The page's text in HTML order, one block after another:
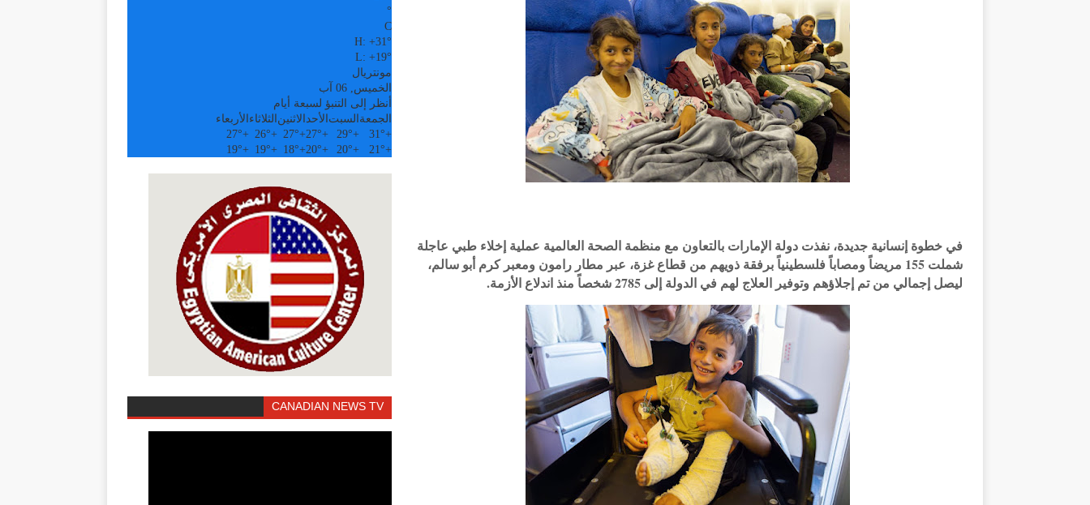
في خطوة إنسانية جديدة، نفذت دولة الإمارات بالتعاون مع منظمة الصحة العالمية عملية إخلاء طبي عاجلة
شملت 155 مريضاً ومصاباً فلسطينياً برفقة ذويهم من قطاع غزة، عبر مطار رامون ومعبر كرم أبو سالم،
ليصل إجمالي من تم إجلاؤهم وتوفير العلاج لهم في الدولة إلى 2785 شخصاً منذ اندلاع الأزمة.
°
C
H: +31°
L: +19°
مونتريال
الخميس, 06 آب
أنظر إلى التنبؤ لسبعة أيام
الجمعة السبت الأحد الاثنين الثلاثاء الأربعاء
+
31°
+
29°
+
27°
+
27°
+
26°
+
27°
+
21°
+
20°
+
20°
+
18°
+
19°
+
19°
CANADIAN NEWS TV